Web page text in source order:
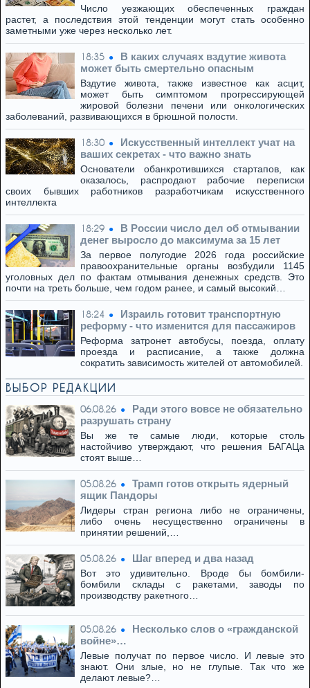
Число уезжающих обеспеченных граждан
растет, а последствия этой тенденции могут стать особенно
заметными уже через несколько лет.
18:35
В каких случаях вздутие живота
может быть смертельно опасным
Вздутие живота, также известное как асцит,
может быть симптомом прогрессирующей
жировой болезни печени или онкологических
заболеваний, развивающихся в брюшной полости.
18:30
Искусственный интеллект учат на
ваших секретах - что важно знать
Основатели обанкротившихся стартапов, как
оказалось, распродают рабочие переписки
своих бывших работников разработчикам искусственного
интеллекта
18:29
В России число дел об отмывании
денег выросло до максимума за 15 лет
За первое полугодие 2026 года российские
правоохранительные органы возбудили 1145
уголовных дел по фактам отмывания денежных средств. Это
почти на треть больше, чем годом ранее, и самый высокий…
18:24
Израиль готовит транспортную
реформу - что изменится для пассажиров
Реформа затронет автобусы, поезда, оплату
проезда и расписание, а также должна
сократить зависимость жителей от автомобилей.
ВЫБОР РЕДАКЦИИ
06.08.26
Ради этого вовсе не обязательно
разрушать страну
Вы же те самые люди, которые столь
настойчиво утверждают, что решения БАГАЦа
стоят выше…
05.08.26
Трамп готов открыть ядерный
ящик Пандоры
Лидеры стран региона либо не ограничены,
либо очень несущественно ограничены в
принятии решений,…
05.08.26 Шаг вперед и два назад
Вот это удивительно. Вроде бы бомбили-
бомбили склады с ракетами, заводы по
производству ракетного…
05.08.26
Несколько слов о «гражданской
войне»…
Левые получат по первое число. И левые это
знают. Они злые, но не глупые. Так что же
делают левые?…